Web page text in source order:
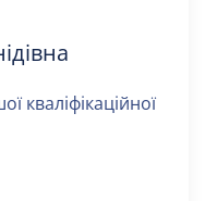
кваліфікаційної